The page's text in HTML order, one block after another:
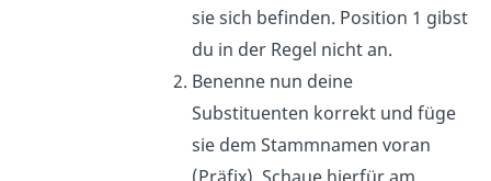
sie sich befinden. Position 1 gibst
du in der Regel nicht an.
Benenne nun deine
Substituenten korrekt und füge
sie dem Stammnamen voran